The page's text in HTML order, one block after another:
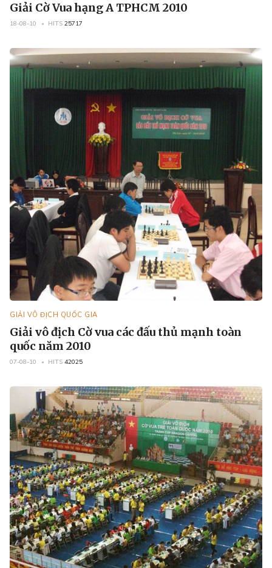
Giải Cờ Vua hạng A TPHCM 2010
18-08-10 HITS 25717
GIẢI VÔ ĐỊCH QUỐC GIA
Giải vô địch Cờ vua các đấu thủ mạnh toàn
quốc năm 2010
07-08-10 HITS 42025